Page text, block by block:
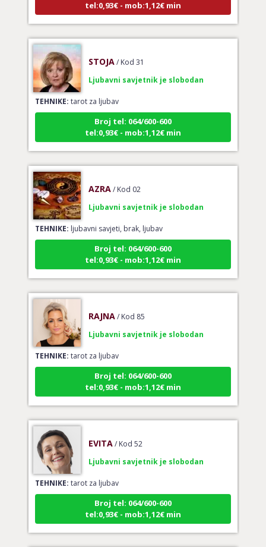
TEHNIKE:tarot za ljubav
Broj tel: 064/600-600
tel:0,93€ - mob:1,12€ min
TEHNIKE:ljubavni savjeti, brak, ljubav
Broj tel: 064/600-600
tel:0,93€ - mob:1,12€ min
TEHNIKE:tarot za ljubav
Broj tel: 064/600-600
tel:0,93€ - mob:1,12€ min
TEHNIKE:tarot za ljubav
Broj tel: 064/600-600
tel:0,93€ - mob:1,12€ min